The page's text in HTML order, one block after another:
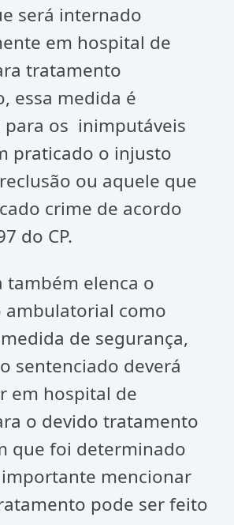
será internado
em hospital de
tratamento
essa medida é
os inimputáveis
praticado o injusto
ou aquele que
crime de acordo
do CP.
também elenca o
como
de segurança,
sentenciado deverá
em hospital de
o devido tratamento
que foi determinado
mencionar
pode ser feito